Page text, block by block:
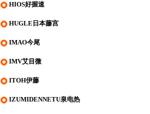
HIOS好握速
HUGLE日本藤宫
IMAO今尾
IMV艾目微
ITOH伊藤
IZUMIDENNETU泉电热